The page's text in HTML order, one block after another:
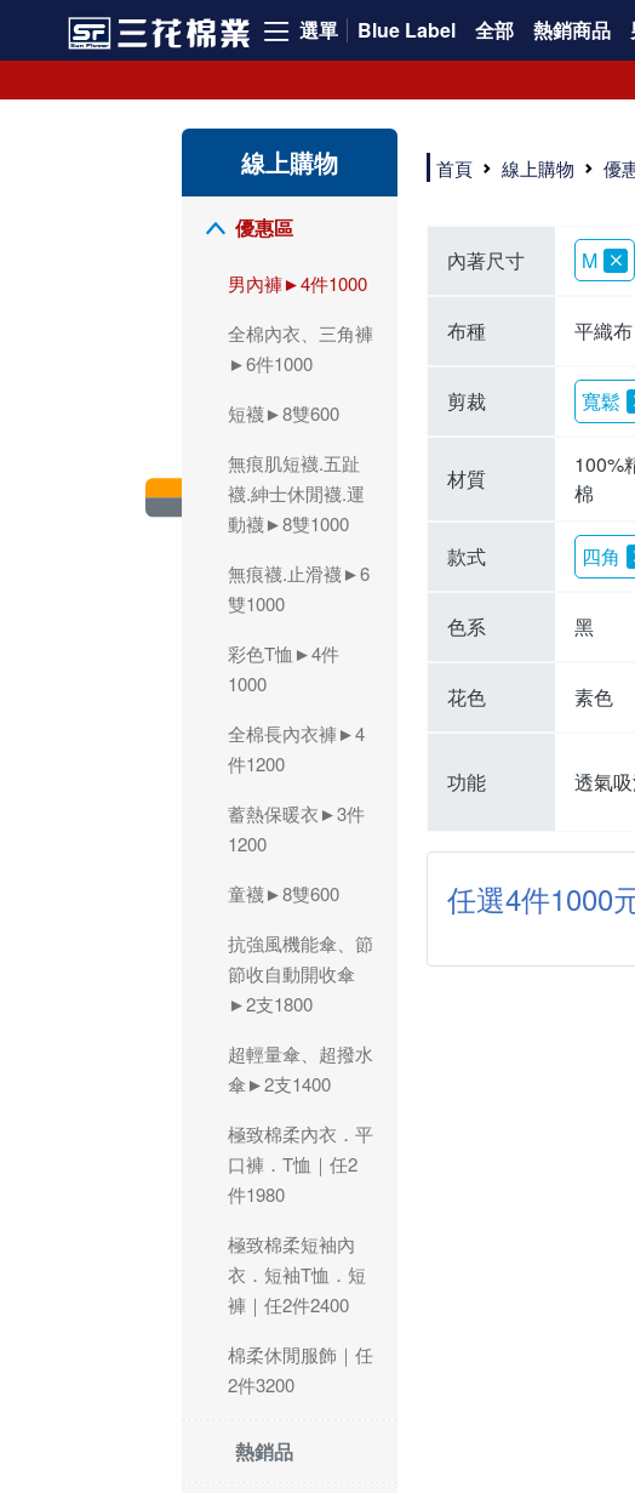
選單 Blue Label 全部 熱銷商品
線上購物
優惠區
男內褲►4件1000
全棉內衣、三角褲
►6件1000
短襪►8雙600
無痕肌短襪.五趾
襪.紳士休閒襪.運
動襪►8雙1000
無痕襪.止滑襪►6
雙1000
彩色T恤►4件
1000
全棉長內衣褲►4
件1200
蓄熱保暖衣►3件
1200
童襪►8雙600
抗強風機能傘、節
節收自動開收傘
►2支1800
超輕量傘、超撥水
傘►2支1400
極致棉柔內衣．平
口褲．T恤｜任2
件1980
極致棉柔短袖內
衣．短袖T恤．短
褲｜任2件2400
棉柔休閒服飾｜任
2件3200
熱銷品
三花男內褲是男生首選品牌，適合休閒與運動。彈性好，人體工學剪裁，立體效果佳，舒適感大提升，魅力指數破表！
市佔率高達50年！三花專注設計，提升舒適與耐用，針對亞洲男性剪裁，大動作不卡襠。
三花男內褲採用優質棉料製成，褲身擁有超過千個散熱孔，吸汗透氣，柔順舒適，解決一般男內褲的悶熱問題。針對亞洲男性體型的立體剪裁設計，告別卡襠煩惱，自如大動作。三花男內褲市佔率高，專注製造與開發超過50年，提升舒適度與耐用性，深受網友推崇。五片式剪裁設計，適合各種身形及風格，給予肌膚前所未有的透氣舒適體驗。
【心情閒聊】男內褲的一些小心得?! 身為一名廣告代理商的社群小編，每次接到新客戶都需做好充足的產業功課，以免在撰寫廣告時顯得膚淺。美妝和流行服飾的客戶總讓我感到一點小確幸，因為可以搶先試用到新產品，或請客戶幫忙以員工價購買商品，讓人有中獎的小喜悅。 這次的客戶卻是-男內褲! 男內褲! 男內褲! 由於是第一次接觸這類產品，所以特地重複三次來表達內心的震驚。因為獨處時間較長，對於男內褲的研究多少有些害羞。因而硬著頭皮買了好幾件男內褲進行研究。 家裡沒有兄弟，也沒有可以直接聊男內褲的男性朋友，自己去買男內褲真的需要一些勇氣。我感謝現在的高科技網購，讓我不用親自到店面盯著男內褲看，也能輕鬆購買到不同種類的男內褲，真是感恩網路! 在Google搜尋 ""男內褲""，瞬間出現許多品牌，男內褲的世界真是博大精深呢。我開始扮演男內褲研究生，對男內褲進行分類：從長短、高低中腰到情趣男內褲，各式各樣應有盡有。好險此次的客戶是比較中規中矩的，情趣類的男內褲不在研究範圍，不然一直盯著穿內褲的模特兒看也太難為情了。 男內褲的設計功能其實不亞於女生內衣。由於男生身體結構的關係，需要更細心的設計。市面上較大的品牌有老牌的三花、三槍、宜而爽等，還有大手筆請代言人的CK、PLAYBOY等品牌。要選男內褲，實在需要下些功夫。 我將男內褲分為兩個面向：花色和功能設計。選擇男內褲的花色非常重要，因為能看出個人的品味和對內外搭配的重視程度。宅男們穿著50歲阿伯的花色內褲，或是穿白褲子搭配大黑色內褲，都是不OK的搭配。 功能設計則是對重要部位的保?。為了確保舒適性，有的內褲設計了開襟方便上廁所，有的設計了專屬囊袋固定，更有五片立體剪裁，或者強調視覺效果的內褲。這些設計不僅滿足基本的生理需求，更進階到心靈上的滿足。 以往從未想過要認真研究男內褲，直到這次工作的契機才真正了解男內褲的繁複。男內褲花色多樣，研究起來花費了不少時間。與男內褲客戶窗口交流，我這個女專案可能會有一段尷尬期，希望自己討論時不會笑場。雖然我無法真正體驗男內褲的全部功能，但透過揣測和客戶專業的回答，依然探詢到了許多有趣的現象。 某些網友反應某些國外品牌的男內褲不好穿，可能因為這些品牌是按照西方身材比例製造，不太適合台灣男性。同樣的現象也出現在女性內衣上，所以選擇適合自己的內褲才是最重要的。 以上只是我的心情抒發，沒有針對任何一家男內褲品牌，歡迎更多對男內褲有興趣的朋友加入研究行列！"
首頁 線上購物 優
內著尺寸 M
布種 平織布
剪裁 寬鬆
材質
100%
棉
款式 四角
色系 黑
花色 素色
功能 透氣
任選4件1000